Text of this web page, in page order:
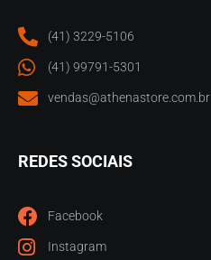
(41) 3229-5106
(41) 99791-5301
vendas@athenastore.com.br
REDES SOCIAIS
Facebook
Instagram